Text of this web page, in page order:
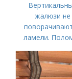
жалюзи не
ламели.
жалюзи и
ремонта